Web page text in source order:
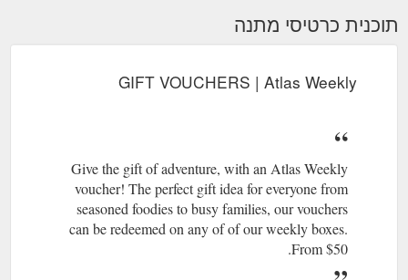
תוכנית כרטיסי מתנה
GIFT VOUCHERS | Atlas Weekly
Give the gift of adventure, with an Atlas Weekly
voucher! The perfect gift idea for everyone from
seasoned foodies to busy families, our vouchers
can be redeemed on any of of our weekly boxes.
From $50.